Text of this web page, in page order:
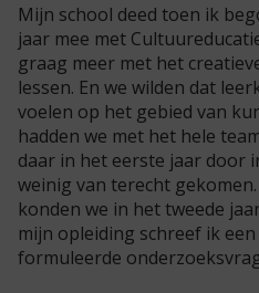
Mijn school deed toen ik
jaar mee met
graag meer met het
lessen. En we wilden dat
voelen op het gebied van
hadden we met het hele
daar in het eerste jaar door
weinig van terecht
konden we in het tweede
mijn opleiding schreef ik
formuleerde